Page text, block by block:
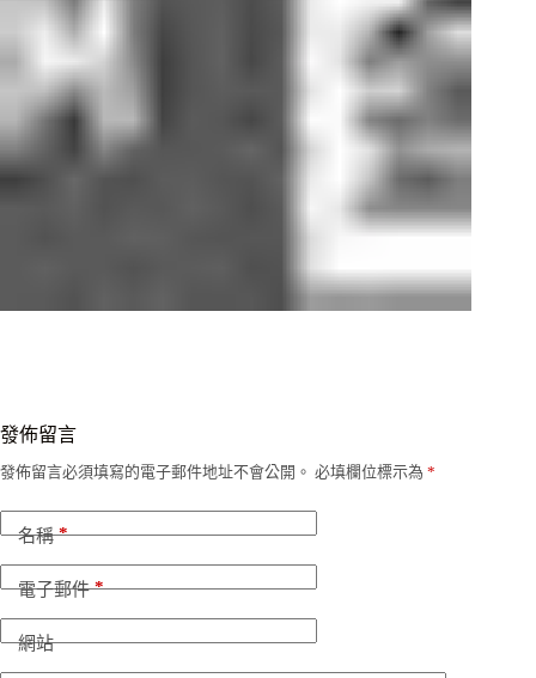
發佈留言
發佈留言必須填寫的電子郵件地址不會公開。 必填欄位標示為 *
名稱*
電子郵件*
網站